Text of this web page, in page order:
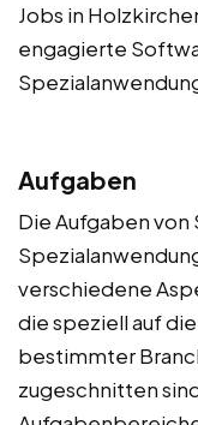
Jobs in
engagierte
Aufgaben
Die Aufgaben
verschiedene
die speziell auf
bestimmter
zugeschnitten